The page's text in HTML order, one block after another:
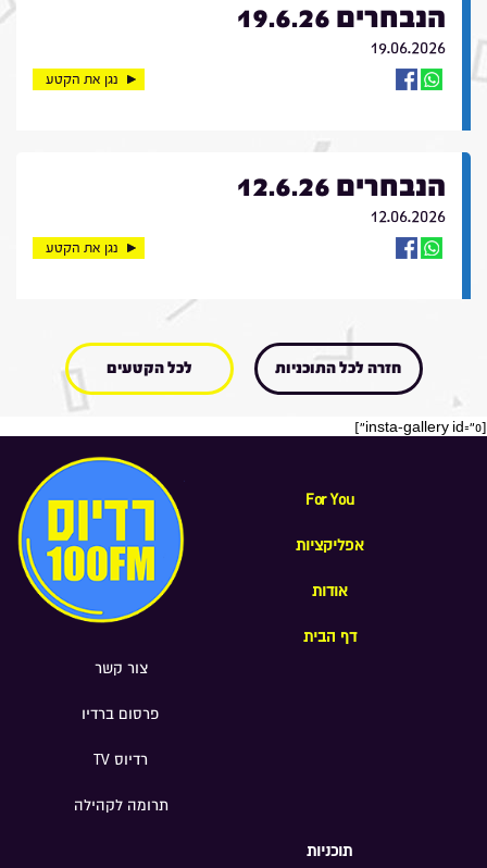
הנבחרים 19.6.26
19.06.2026
נגן את הקטע
הנבחרים 12.6.26
12.06.2026
נגן את הקטע
חזרה לכל התוכניות לכל הקטעים
[insta-gallery id="0"]
For You
אפליקציות
אודות
דף הבית
צור קשר
פרסום ברדיו
רדיוס TV
תרומה לקהילה
תוכניות